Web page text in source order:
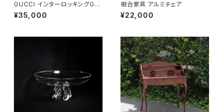
GUCCI インターロッキングGド
ッグ キーホルダー
¥35,000
相合家具 アルミチェア
¥22,000